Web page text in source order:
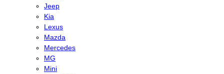
Jeep
Kia
Lexus
Mazda
Mercedes
MG
Mini